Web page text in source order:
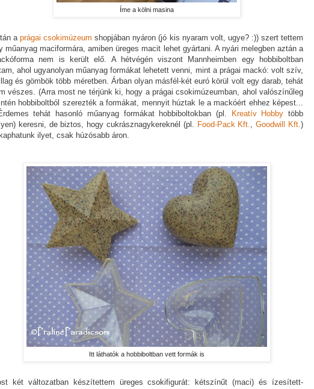
Íme a kölni masina
aprágai csokimúzeum shopjában nyáron (jó kis nyaram volt, ugye? :)) szert tettem
műanyag maciformára, amiben üreges macit lehet gyártani. A nyári melegben aztán a
nem is került elő. A hétvégén viszont Mannheimben egy hobbiboltban
ahol ugyanolyan műanyag formákat lehetett venni, mint a prágai mackó: volt szív,
és gömbök több méretben. Árban olyan másfél-két euró körül volt egy darab, tehát
vészes. (Arra most ne térjünk ki, hogy a prágai csokimúzeumban, ahol valószínűleg
hobbiboltból szerezték a formákat, mennyit húztak le a mackóért ehhez képest...
tehát hasonló műanyag formákat hobbiboltokban (pl.
Kreatív Hobby több
keresni, de biztos, hogy cukrásznagykereknél (pl. Food-Pack Kft.,Goodwill Kft.)
ilyet, csak húzósabb áron.
Itt láthatók a hobbiboltban vett formák is
két változatban készítettem üreges csokifigurát: kétszínűt (maci) és ízesített-